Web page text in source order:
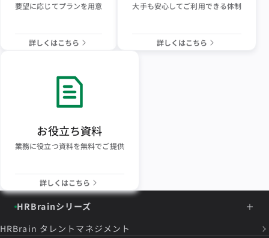
要望に応じてプランを用意
詳しくはこちら
大手も安心してご利用できる体制
詳しくはこちら
お役立ち資料
業務に役立つ資料を無料でご提供
詳しくはこちら
HRBrainシリーズ
HRBrain タレントマネジメント